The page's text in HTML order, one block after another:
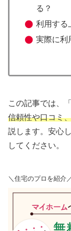
る？
利用する
実際に利
この記事では、
信頼性や口コミ
説します。安心
してください。
＼住宅のプロを紹介